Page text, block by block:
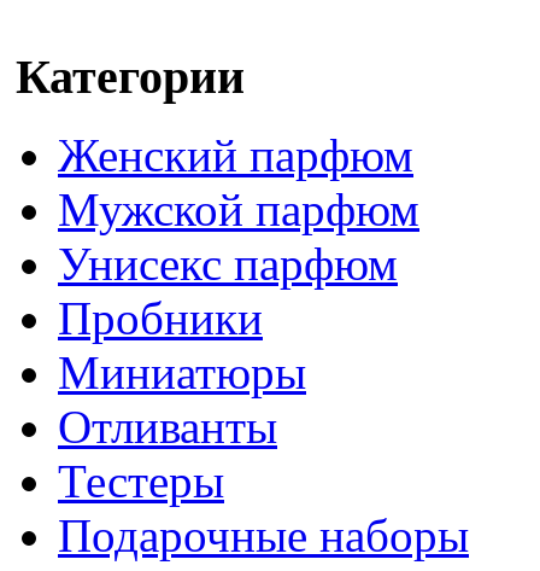
Категории
Женский парфюм
Мужской парфюм
Унисекс парфюм
Пробники
Миниатюры
Отливанты
Тестеры
Подарочные наборы